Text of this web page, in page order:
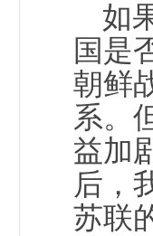
如
国是
朝鲜
系。
益加
后，
苏联